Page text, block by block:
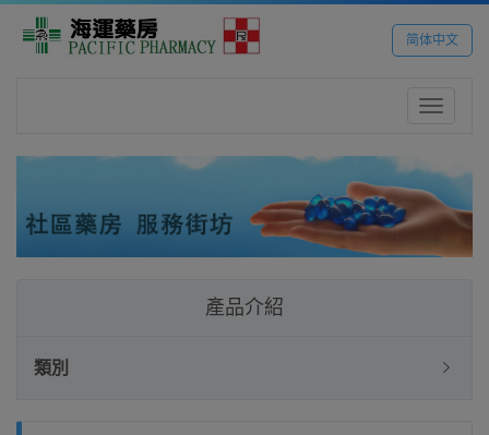
简体中文
Toggle
產品介紹
類別